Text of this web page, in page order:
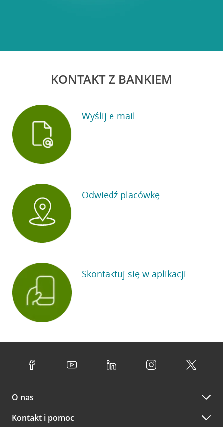
KONTAKT Z BANKIEM
Wyślij e-mail
Odwiedź placówkę
Skontaktuj się w aplikacji
O nas
Kontakt i pomoc